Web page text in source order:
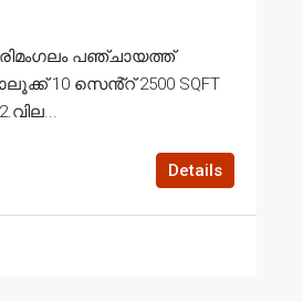
പഞ്ചായത്ത്
10 സെൻ്റ് 2500 SQFT
Details